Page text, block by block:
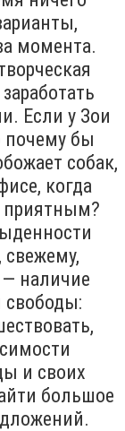
момента.
Если у Зои
почему бы
собак,
когда
приятным?
свежему,
наличие
свободы:
и своих
большое